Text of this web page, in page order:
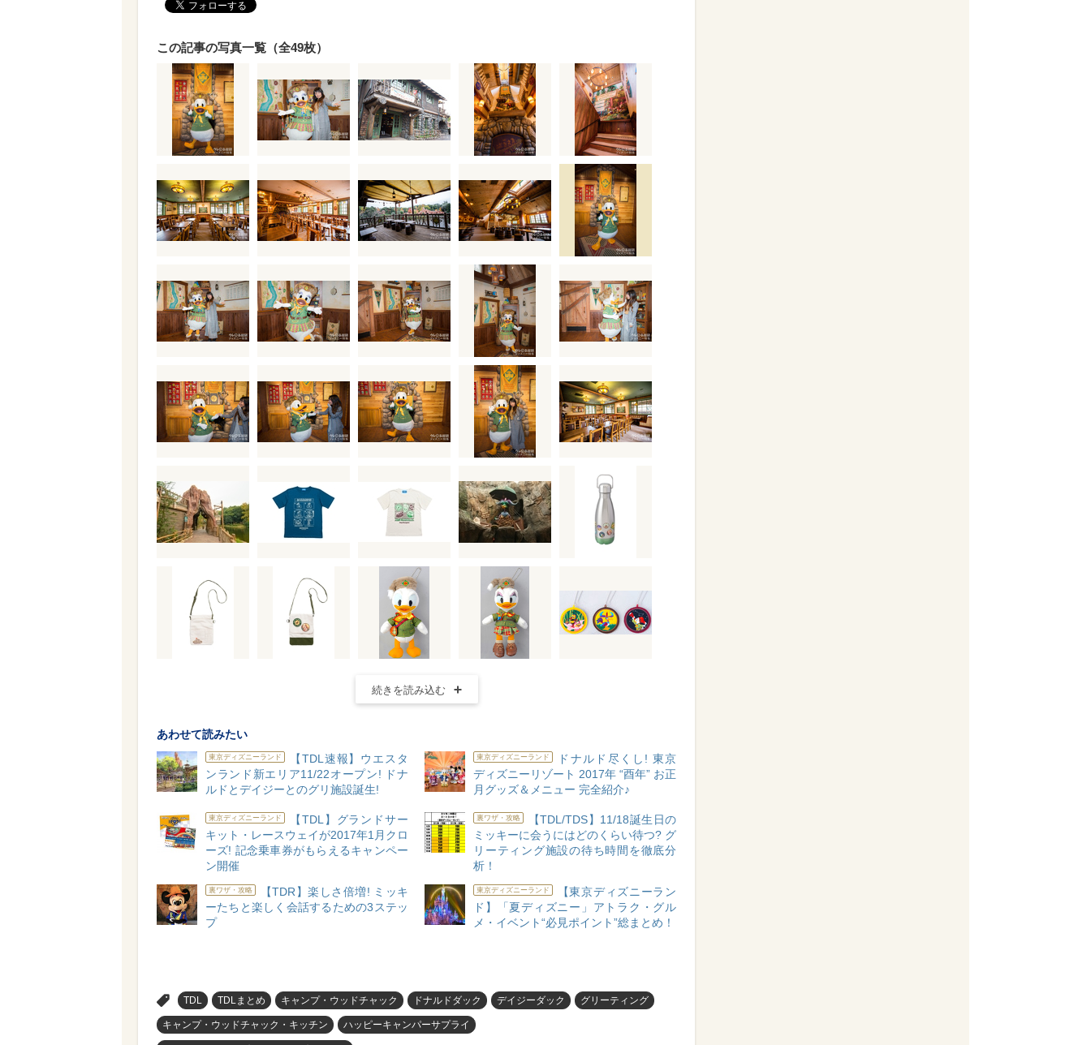
この記事の写真一覧（全49枚）
続きを読み込む
あわせて読みたい
東京ディズニーランド
【TDL速報】ウエスタ
ンランド新エリア11/22オープン! ドナ
ルドとデイジーとのグリ施設誕生!
東京ディズニーランド
ドナルド尽くし! 東京
ディズニーリゾート 2017年 “酉年” お正
月グッズ＆メニュー 完全紹介♪
東京ディズニーランド
【TDL】グランドサー
キット・レースウェイが2017年1月クロ
ーズ! 記念乗車券がもらえるキャンペー
ン開催
裏ワザ・攻略
【TDL/TDS】11/18誕生日の
ミッキーに会うにはどのくらい待つ? グ
リーティング施設の待ち時間を徹底分
析！
裏ワザ・攻略
【TDR】楽しさ倍増! ミッキ
ーたちと楽しく会話するための3ステッ
プ
東京ディズニーランド
【東京ディズニーラン
ド】「夏ディズニー」アトラク・グル
メ・イベント“必見ポイント”総まとめ！
TDL TDLまとめ キャンプ・ウッドチャック ドナルドダック デイジーダック グリーティング
キャンプ・ウッドチャック・キッチン ハッピーキャンパーサプライ